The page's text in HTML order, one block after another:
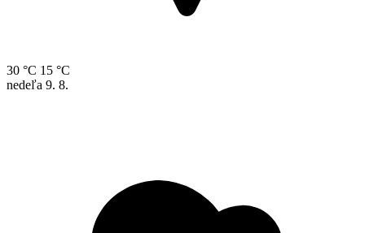
30 °C 15 °C
nedeľa 9. 8.